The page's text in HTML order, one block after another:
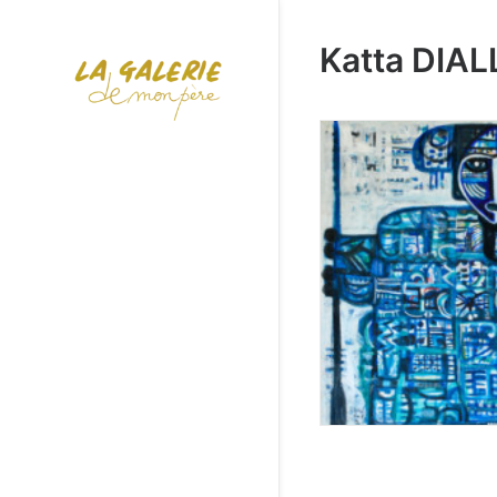
Katta